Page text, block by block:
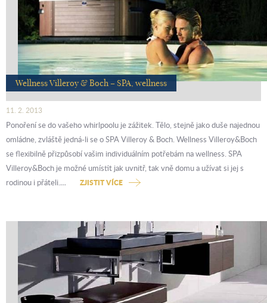
Wellness Villeroy & Boch – SPA, wellness
11. 2. 2013
Ponoření se do vašeho whirlpoolu je zážitek. Tělo, stejně jako duše najednou
omládne, zvláště jedná-li se o SPA Villeroy & Boch. Wellness Villeroy&Boch
se flexibilně přizpůsobí vašim individuálním potřebám na wellness. SPA
Villeroy&Boch je možné umístit jak uvnitř, tak vně domu a užívat si jej s
rodinou i přáteli.…
ZJISTIT VÍCE